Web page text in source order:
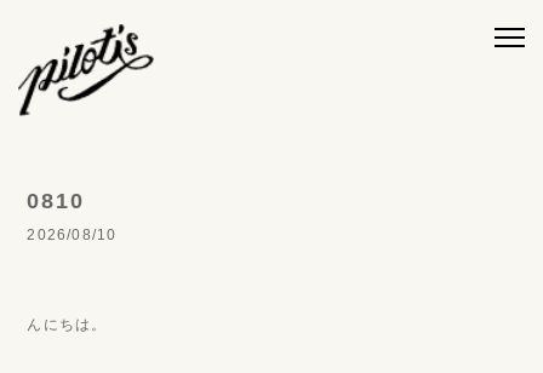
0810
2026/08/10
んにちは。